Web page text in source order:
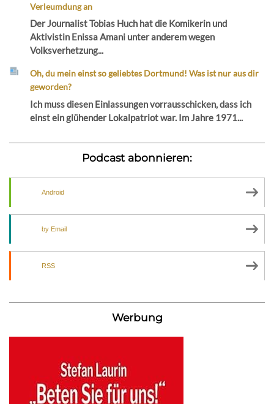
Verleumdung an
Der Journalist Tobias Huch hat die Komikerin und
Aktivistin Enissa Amani unter anderem wegen
Volksverhetzung...
Oh, du mein einst so geliebtes Dortmund! Was ist nur aus dir
geworden?
Ich muss diesen Einlassungen vorrausschicken, dass ich
einst ein glühender Lokalpatriot war. Im Jahre 1971...
Podcast abonnieren:
Android
by Email
RSS
Werbung